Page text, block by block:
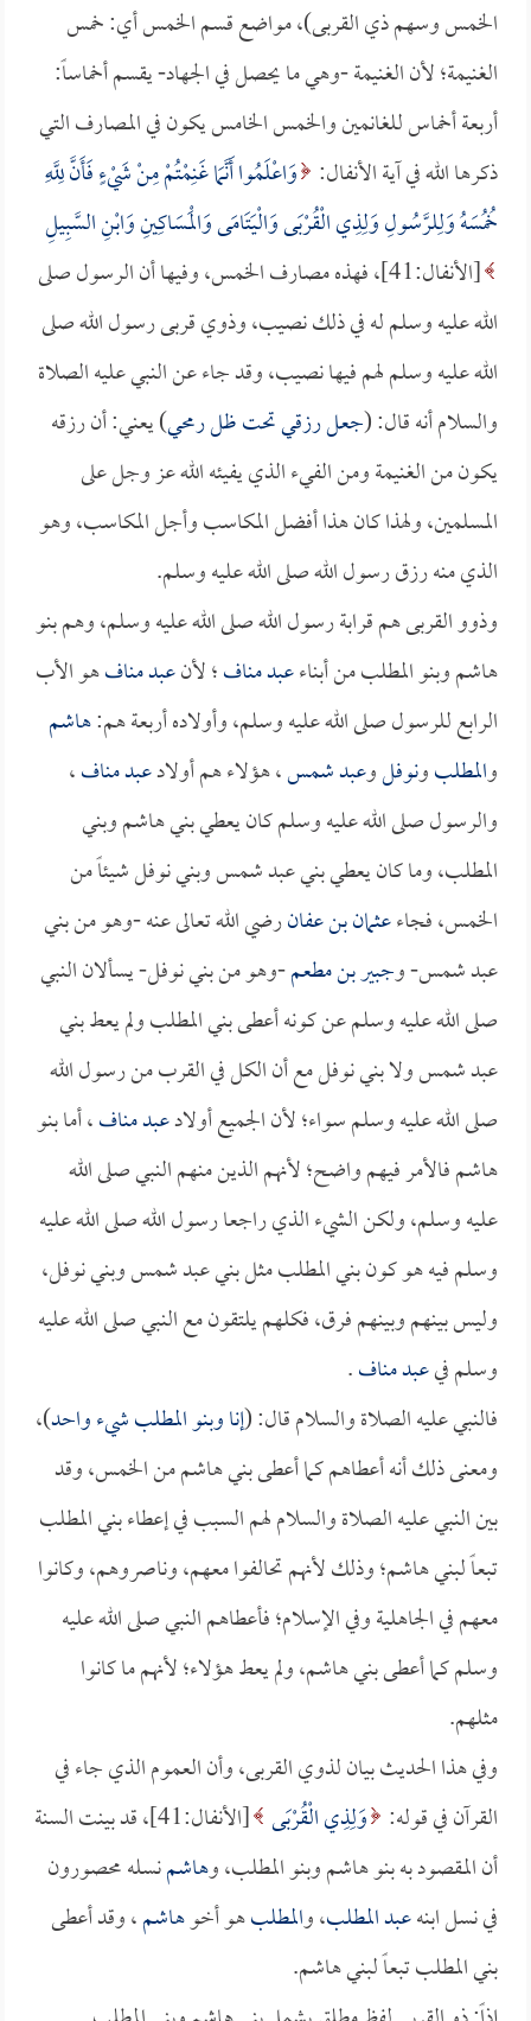
الخمس وسهم ذي القربى)، مواضع قسم الخمس أي: خمس
الغنيمة؛ لأن الغنيمة -وهي ما يحصل في الجهاد- يقسم أخماساً:
أربعة أخماس للغانمين والخمس الخامس يكون في المصارف التي
ذكرها الله في آية الأنفال: وَاعْلَمُوا أَنَّمَا غَنِمْتُمْ مِنْ شَيْءٍ فَأَنَّ لِلَّهِ
خُمُسَهُ وَلِلرَّسُولِ وَلِذِي الْقُرْبَى وَالْيَتَامَى وَالْمَسَاكِينِ وَابْنِ السَّبِيلِ
[الأنفال:41]، فهذه مصارف الخمس، وفيها أن الرسول صلى
الله عليه وسلم له في ذلك نصيب، وذوي قربى رسول الله صلى
الله عليه وسلم لهم فيها نصيب، وقد جاء عن النبي عليه الصلاة
والسلام أنه قال: (جعل رزقي تحت ظل رمحي) يعني: أن رزقه
يكون من الغنيمة ومن الفيء الذي يفيئه الله عز وجل على
المسلمين، ولهذا كان هذا أفضل المكاسب وأجل المكاسب، وهو
الذي منه رزق رسول الله صلى الله عليه وسلم.
وذوو القربى هم قرابة رسول الله صلى الله عليه وسلم، وهم بنو
هاشم وبنو المطلب من أبناءعبد مناف؛ لأنعبد منافهو الأب
الرابع للرسول صلى الله عليه وسلم، وأولاده أربعة هم:هاشم
والمطلبونوفلوعبد شمس، هؤلاء هم أولادعبد مناف،
والرسول صلى الله عليه وسلم كان يعطي بني هاشم وبني
المطلب، وما كان يعطي بني عبد شمس وبني نوفل شيئاً من
الخمس، فجاءعثمان بن عفانرضي الله تعالى عنه -وهو من بني
عبد شمس- وجبير بن مطعم-وهو من بني نوفل- يسألان النبي
صلى الله عليه وسلم عن كونه أعطى بني المطلب ولم يعط بني
عبد شمس ولا بني نوفل مع أن الكل في القرب من رسول الله
صلى الله عليه وسلم سواء؛ لأن الجميع أولادعبد مناف، أما بنو
هاشم فالأمر فيهم واضح؛ لأنهم الذين منهم النبي صلى الله
عليه وسلم، ولكن الشيء الذي راجعا رسول الله صلى الله عليه
وسلم فيه هو كون بني المطلب مثل بني عبد شمس وبني نوفل،
وليس بينهم وبينهم فرق، فكلهم يلتقون مع النبي صلى الله عليه
وسلم فيعبد مناف.
فالنبي عليه الصلاة والسلام قال: (إنا وبنو المطلب شيء واحد)،
ومعنى ذلك أنه أعطاهم كما أعطى بني هاشم من الخمس، وقد
بين النبي عليه الصلاة والسلام لهم السبب في إعطاء بني المطلب
تبعاً لبني هاشم؛ وذلك لأنهم تحالفوا معهم، وناصروهم، وكانوا
معهم في الجاهلية وفي الإسلام؛ فأعطاهم النبي صلى الله عليه
وسلم كما أعطى بني هاشم، ولم يعط هؤلاء؛ لأنهم ما كانوا
مثلهم.
وفي هذا الحديث بيان لذوي القربى، وأن العموم الذي جاء في
القرآن في قوله: وَلِذِي الْقُرْبَى
[الأنفال:41]، قد بينت السنة
أن المقصود به بنو هاشم وبنو المطلب، وهاشمنسله محصورون
في نسل ابنهعبد المطلب، والمطلبهو أخوهاشم، وقد أعطى
بني المطلب تبعاً لبني هاشم.